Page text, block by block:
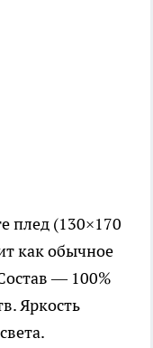
плед (130×170
как обычное
— 100%
Яркость